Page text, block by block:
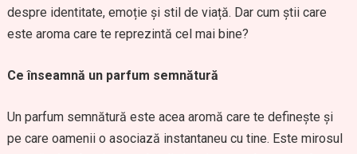
despre identitate, emoție și stil de viață. Dar cum știi care
este aroma care te reprezintă cel mai bine?
Ce înseamnă un parfum semnătură
Un parfum semnătură este acea aromă care te definește și
pe care oamenii o asociază instantaneu cu tine. Este mirosul